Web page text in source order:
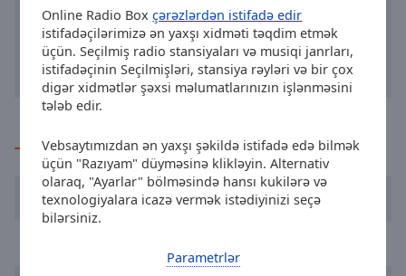
Online Radio Boxçərəzlərdən istifadə edir
istifadəçilərimizə ən yaxşı xidməti təqdim etmək
üçün. Seçilmiş radio stansiyaları və musiqi janrları,
istifadəçinin Seçilmişləri, stansiya rəyləri və bir çox
digər xidmətlər şəxsi məlumatlarınızın işlənməsini
tələb edir.
Vebsaytımızdan ən yaxşı şəkildə istifadə edə bilmək
üçün "Razıyam" düyməsinə klikləyin. Alternativ
olaraq, "Ayarlar" bölməsində hansı kukilərə və
texnologiyalara icazə vermək istədiyinizi seçə
bilərsiniz.
Parametrlər
selected
Picture-
Fullscreen
modal
Tövsiyə olunan
Radio Plus